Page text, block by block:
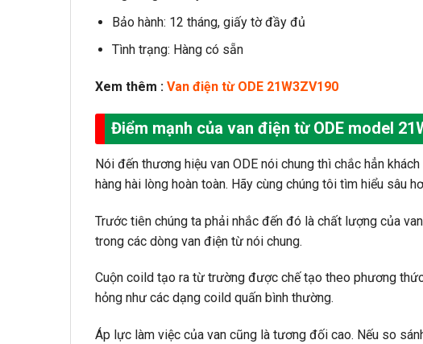
Bảo hành: 12 tháng, giấy tờ đầy đủ
Tình trạng: Hàng có sẵn
Xem thêm : Van điện từ ODE 21W3ZV190
Điểm mạnh của van điện từ ODE model
Nói đến thương hiệu van ODE nói chung thì chắc hẳn
hàng hài lòng hoàn toàn. Hãy cùng chúng tôi tìm hiểu sâu
Trước tiên chúng ta phải nhắc đến đó là chất lượng của
trong các dòng van điện từ nói chung.
Cuộn coild tạo ra từ trường được chế tạo theo phương
hỏng như các dạng coild quấn bình thường.
Áp lực làm việc của van cũng là tương đối cao. Nếu so